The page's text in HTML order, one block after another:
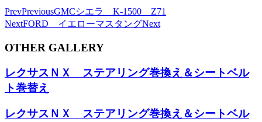
PrevPreviousGMCシエラ K-1500 Z71
NextFORD イエローマスタングNext
OTHER GALLERY
レクサスＮＸ ステアリング巻換え＆シートベル
ト巻替え
レクサスＮＸ ステアリング巻換え＆シートベル